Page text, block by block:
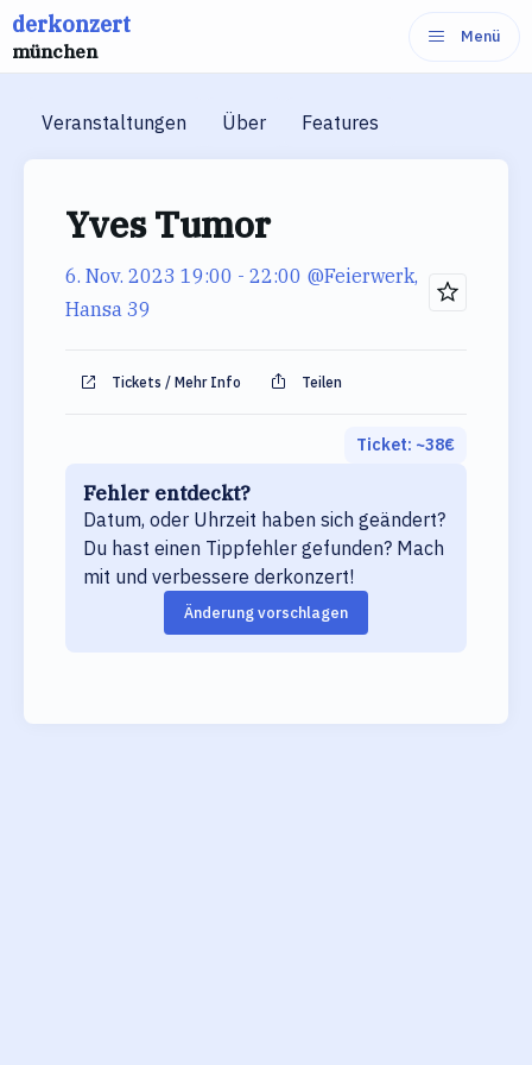
Zum
Inhalt
derkonzert
münchen
Menü
Veranstaltungen Über Features
Yves Tumor
6. Nov. 2023 19:00 - 22:00 @Feierwerk,
Hansa 39
Tickets / Mehr Info Teilen
Ticket: ~38€
Fehler entdeckt?
Datum, oder Uhrzeit haben sich geändert?
Du hast einen Tippfehler gefunden? Mach
mit und verbessere derkonzert!
Änderung vorschlagen